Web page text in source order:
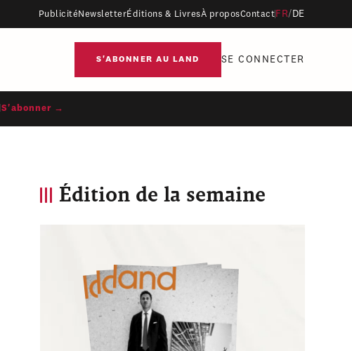
Publicité NewsletterÉditions & LivresÀ proposContact FR/ DE
S'ABONNER AU LAND SE CONNECTER
S'abonner →
Édition de la semaine